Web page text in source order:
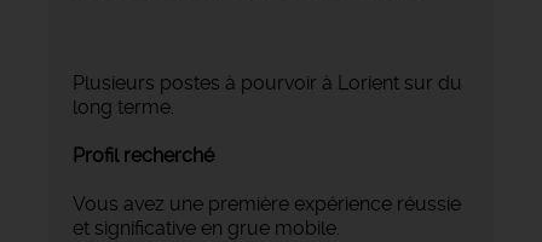
Plusieurs postes à pourvoir à Lorient sur du
long terme.
Profil recherché
Vous avez une première expérience réussie
et significative en grue mobile.